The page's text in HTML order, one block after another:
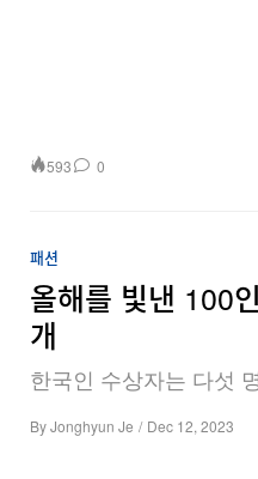
593 0
패션
올해를 빛낸 100
개
한국인 수상자는 다섯
ByJonghyun Je / Dec 12, 2023